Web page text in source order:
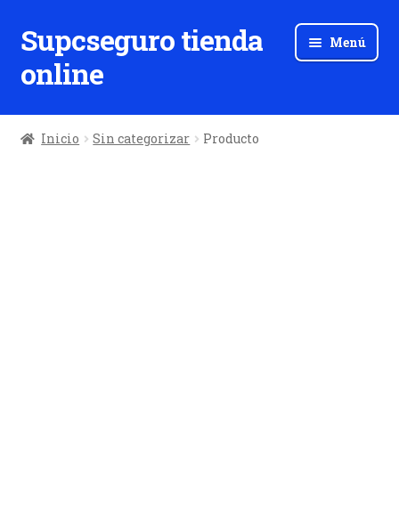
Ir
a
la
Ir
al
contenido
Supcseguro tienda
online
Menú
Inicio Sin categorizar Producto